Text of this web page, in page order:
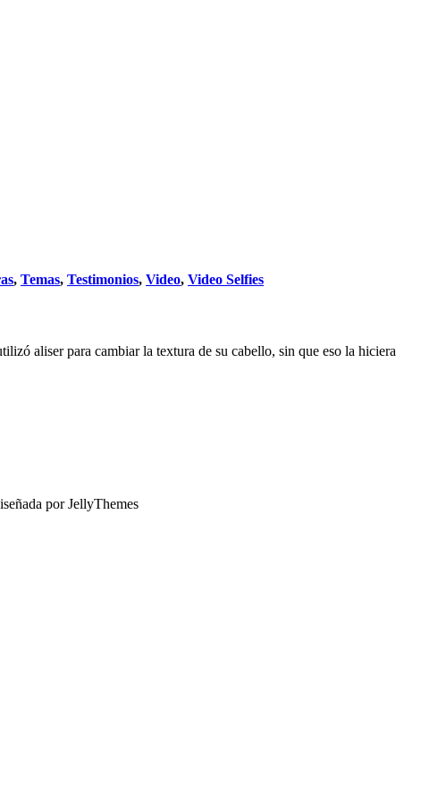
, Temas, Testimonios, Video, Video Selfies
aliser para cambiar la textura de su cabello, sin que eso la hiciera
por JellyThemes